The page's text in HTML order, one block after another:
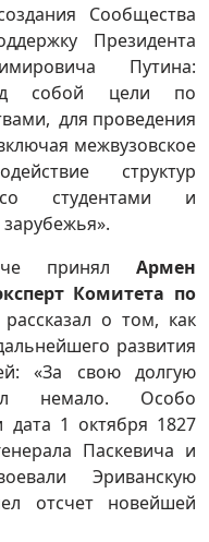
Сообщества
Президента
Путина:
собой цели по
для проведения
межвузовское
структур
студентами и
принял Армен
Комитета по
рассказал о том, как
развития
«За свою долгую
немало. Особо
дата 1 октября 1827
Паскевича и
Эриванскую
отсчет новейшей